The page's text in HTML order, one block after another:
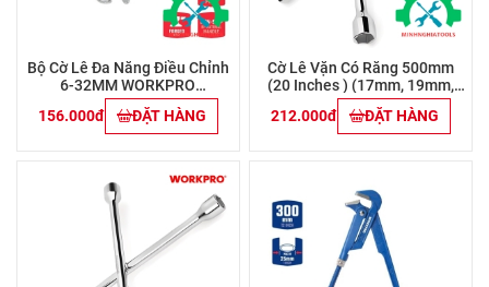
Bộ Cờ Lê Đa Năng Điều Chỉnh
6-32MM WORKPRO
WP202516
156.000đ ĐẶT HÀNG
Cờ Lê Vặn Có Răng 500mm
(20 Inches ) (17mm, 19mm,
21mm, 23mm) Workpro -
WP114014
212.000đ ĐẶT HÀNG